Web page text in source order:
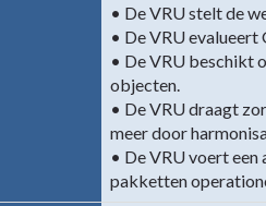
• De VRU stelt de
• De VRU
• De VRU beschikt
objecten.
• De VRU draagt
meer door
• De VRU voert
pakketten